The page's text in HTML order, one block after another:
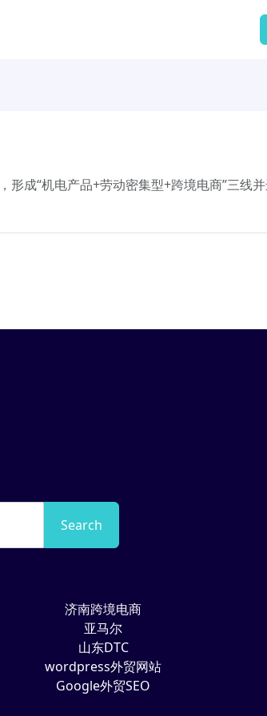
形成“机电产品+劳动密集型+跨境电商”三线
Search
济南跨境电商
亚马尔
山东DTC
wordpress外贸网站
Google外贸SEO